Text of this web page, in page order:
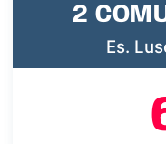
2
Es.